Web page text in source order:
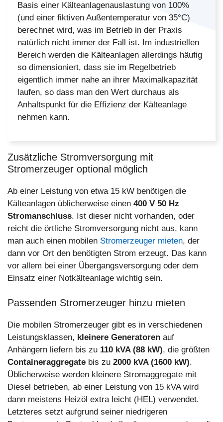
Basis einer Kälteanlagenauslastung von 100%
(und einer fiktiven Außentemperatur von 35°C)
berechnet wird, was im Betrieb in der Praxis
natürlich nicht immer der Fall ist. Im industriellen
Bereich werden die Kälteanlagen allerdings häufig
so dimensioniert, dass sie im Regelbetrieb
eigentlich immer nahe an ihrer Maximalkapazität
laufen, so dass man den Wert durchaus als
Anhaltspunkt für die Effizienz der Kälteanlage
nehmen kann.
Zusätzliche Stromversorgung mit
Stromerzeuger optional möglich
Ab einer Leistung von etwa 15 kW benötigen die
Kälteanlagen üblicherweise einen 400 V 50 Hz
Stromanschluss. Ist dieser nicht vorhanden, oder
reicht die örtliche Stromversorgung nicht aus, kann
man auch einen mobilen Stromerzeuger mieten, der
dann vor Ort den benötigten Strom erzeugt. Das kann
vor allem bei einer Übergangsversorgung oder dem
Einsatz einer Notkälteanlage wichtig sein.
Passenden Stromerzeuger hinzu mieten
Die mobilen Stromerzeuger gibt es in verschiedenen
Leistungsklassen, kleinere Generatoren auf
Anhängern liefern bis zu 110 kVA (88 kW), die größten
Containeraggregate bis zu 2000 kVA (1600 kW).
Üblicherweise werden kleinere Stromaggregate mit
Diesel betrieben, ab einer Leistung von 15 kVA wird
dann meistens Heizöl extra leicht (HEL) verwendet.
Letzteres setzt aufgrund seiner niedrigeren